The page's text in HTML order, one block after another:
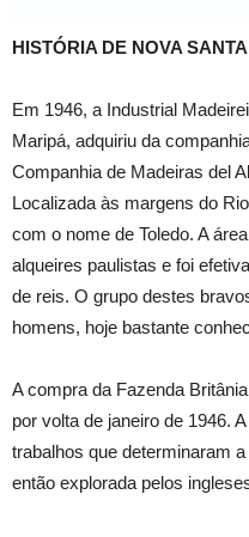
HISTÓRIA DE NOVA
Em 1946, a Industrial
Maripá, adquiriu da
Companhia de Madeiras del
Localizada às margens do
com o nome de Toledo. A
alqueires paulistas e foi
de reis. O grupo destes
homens, hoje bastante
A compra da Fazenda
por volta de janeiro de 1946.
trabalhos que determinaram
então explorada pelos